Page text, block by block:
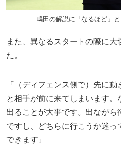
嶋田の解説に「なるほど」
また、異なるスタートの際に大
た。
「（ディフェンス側で）先に
と相手が前に来てしまいます
出ることが大事です。出ながら
ですし、どちらに行こうか迷っ
できます」